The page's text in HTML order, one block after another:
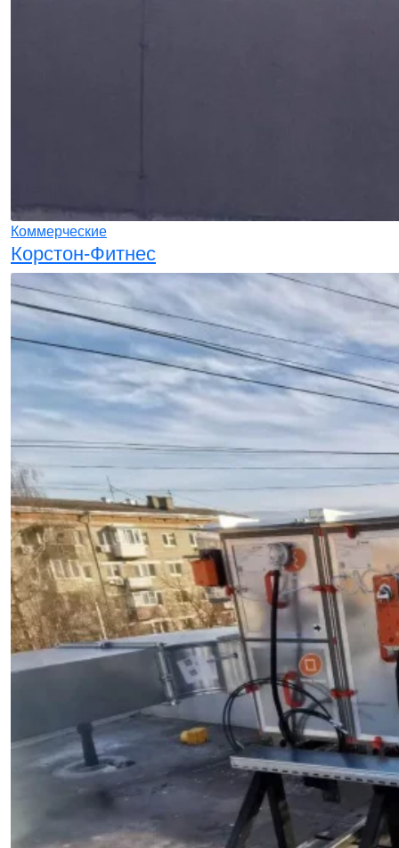
Коммерческие
Корстон-Фитнес